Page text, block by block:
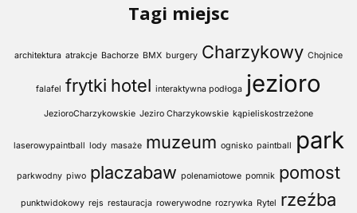
Tagi miejsc
architektura atrakcje Bachorze BMX burgery Charzykowy Chojnice
falafel frytki hotel interaktywna podłoga jezioro
JezioroCharzykowskie Jeziro Charzykowskie kąpieliskostrzeżone
laserowypaintball lody masaże muzeum ognisko paintball park
parkwodny piwo placzabaw polenamiotowe pomnik pomost
punktwidokowy rejs restauracja rowerywodne rozrywka Rytel rzeźba